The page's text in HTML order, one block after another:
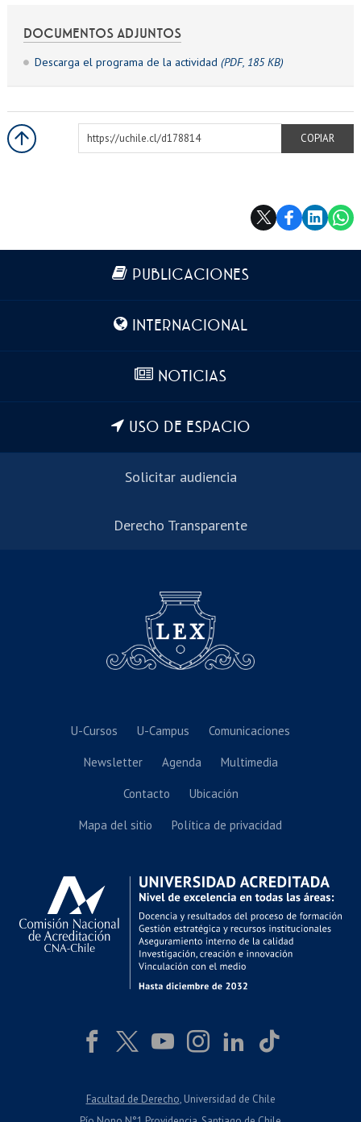
DOCUMENTOS ADJUNTOS
Descarga el programa de la actividad (PDF, 185 KB)
https://uchile.cl/d178814
COPIAR
Más información
PUBLICACIONES
INTERNACIONAL
NOTICIAS
USO DE ESPACIO
Solicitar audiencia
Derecho Transparente
U-Cursos U-Campus Comunicaciones
Newsletter Agenda Multimedia
Contacto Ubicación
Mapa del sitio Política de privacidad
Facultad de Derecho, Universidad de Chile